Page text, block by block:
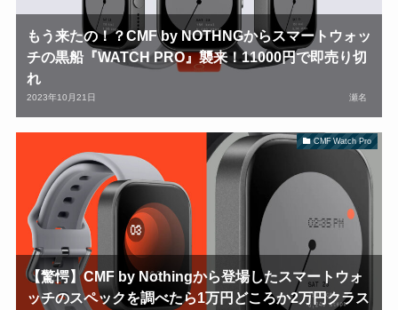
もう来たの！？CMF by NOTHNGからスマートウォッ
チの黒船『WATCH PRO』襲来！11000円で即売り切
れ
2023年10月21日 瀬名
CMF Watch Pro
【驚愕】CMF by Nothingから登場したスマートウォ
ッチのスペックを調べたら1万円どころか2万円クラス